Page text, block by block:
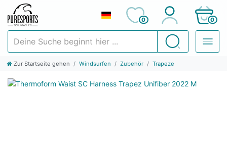
Suchen
0 0
Zur Startseite gehen Windsurfen Zubehör Trapeze